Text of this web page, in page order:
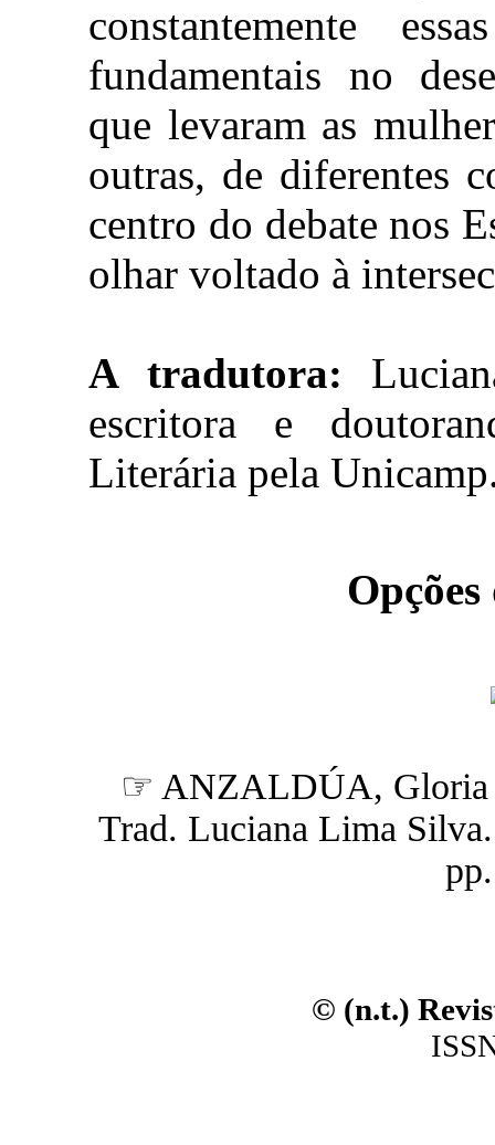
constantemente
fundamentais no
que levaram as
outras, de diferentes
centro do debate nos
olhar voltado à
A tradutora:
escritora e
Literária pela
☞ ANZALDÚA,
Trad. Luciana Lima
© (n.t.)